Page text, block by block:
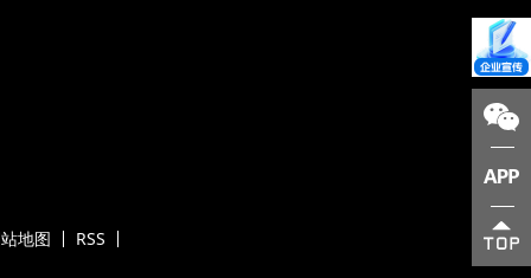
地图 RSS